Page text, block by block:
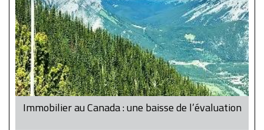
Immobilier au Canada : une baisse de l’évaluation